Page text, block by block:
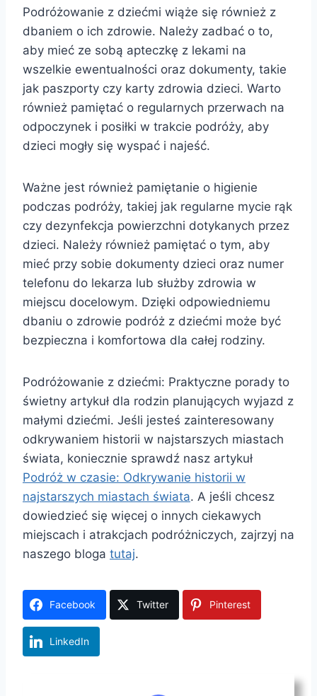
Podróżowanie z dziećmi wiąże się również z
dbaniem o ich zdrowie. Należy zadbać o to,
aby mieć ze sobą apteczkę z lekami na
wszelkie ewentualności oraz dokumenty, takie
jak paszporty czy karty zdrowia dzieci. Warto
również pamiętać o regularnych przerwach na
odpoczynek i posiłki w trakcie podróży, aby
dzieci mogły się wyspać i najeść.
Ważne jest również pamiętanie o higienie
podczas podróży, takiej jak regularne mycie rąk
czy dezynfekcja powierzchni dotykanych przez
dzieci. Należy również pamiętać o tym, aby
mieć przy sobie dokumenty dzieci oraz numer
telefonu do lekarza lub służby zdrowia w
miejscu docelowym. Dzięki odpowiedniemu
dbaniu o zdrowie podróż z dziećmi może być
bezpieczna i komfortowa dla całej rodziny.
Podróżowanie z dziećmi: Praktyczne porady to
świetny artykuł dla rodzin planujących wyjazd z
małymi dziećmi. Jeśli jesteś zainteresowany
odkrywaniem historii w najstarszych miastach
świata, koniecznie sprawdź nasz artykuł
Podróż w czasie: Odkrywanie historii w
najstarszych miastach świata. A jeśli chcesz
dowiedzieć się więcej o innych ciekawych
miejscach i atrakcjach podróżniczych, zajrzyj na
naszego bloga tutaj.
Facebook Twitter Pinterest
LinkedIn